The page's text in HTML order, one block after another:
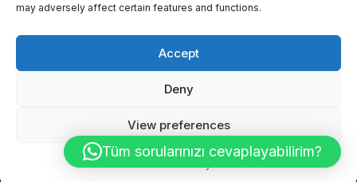
may adversely affect certain features and functions.
Accept
Deny
View preferences
© Copyright 2009 - 2025 InvestGreece. All Rights
Tüm sorularınızı cevaplayabilirim?